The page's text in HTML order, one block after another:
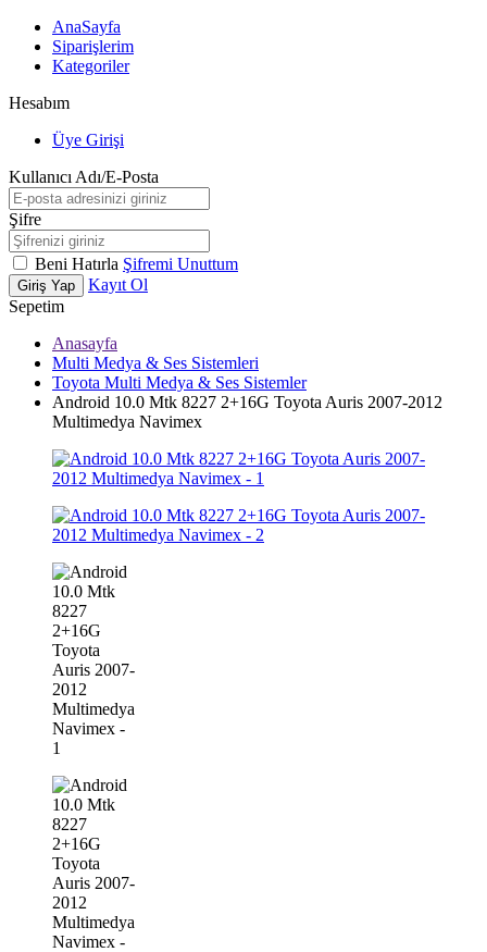
AnaSayfa
Siparişlerim
Kategoriler
Hesabım
Üye Girişi
Kullanıcı Adı/E-Posta
Şifre
Beni Hatırla Şifremi Unuttum
Giriş Yap
Kayıt Ol
Sepetim
Anasayfa
Multi Medya & Ses Sistemleri
Toyota Multi Medya & Ses Sistemler
Android 10.0 Mtk 8227 2+16G Toyota Auris 2007-2012
Multimedya Navimex